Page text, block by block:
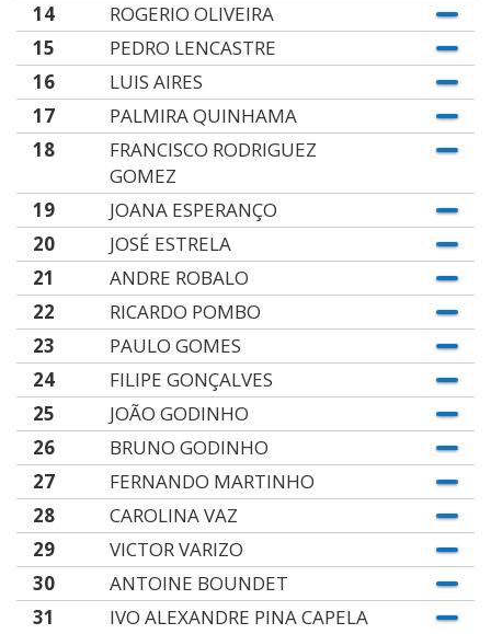
14
ROGERIO OLIVEIRA
15
PEDRO LENCASTRE
16
LUIS AIRES
17
PALMIRA QUINHAMA
18
FRANCISCO RODRIGUEZ
GOMEZ
19
JOANA ESPERANÇO
20
JOSÉ ESTRELA
21
ANDRE ROBALO
22
RICARDO POMBO
23
PAULO GOMES
24
FILIPE GONÇALVES
25
JOÃO GODINHO
26
BRUNO GODINHO
27
FERNANDO MARTINHO
28
CAROLINA VAZ
29
VICTOR VARIZO
30
ANTOINE BOUNDET
31
IVO ALEXANDRE PINA CAPELA